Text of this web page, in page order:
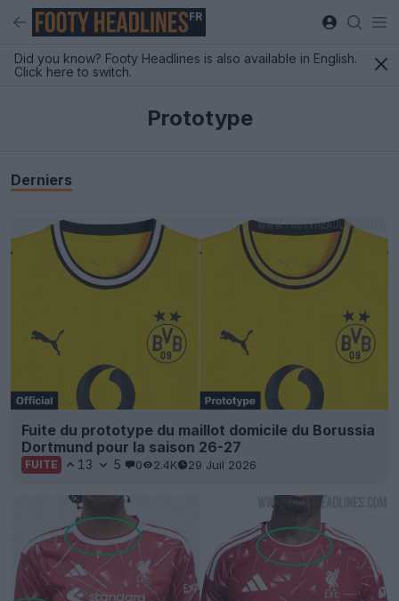
FR
Did you know? Footy Headlines is also available in English.
Click here to switch.
Prototype
Derniers
Fuite du prototype du maillot domicile du Borussia
Dortmund pour la saison 26-27
FUITE 13 5 0 2.4K 29 Juil 2026